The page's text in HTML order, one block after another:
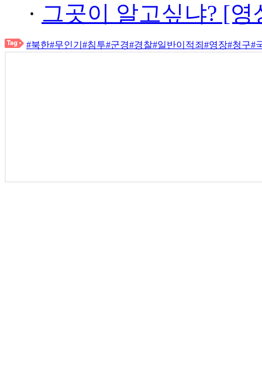
· 그곳이 알고싶냐? [
#북한#무인기 #침투#군경#경찰#일반이적죄 #영장#청구#